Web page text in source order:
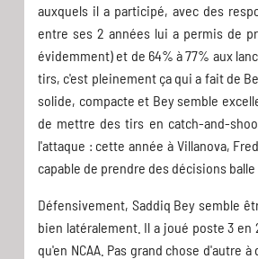
auxquels il a participé, avec des
entre ses 2 années lui a permis de
évidemment) et de 64% à 77% aux
tirs, c'est pleinement ça qui a fait de
solide, compacte et Bey semble
de mettre des tirs en catch-and-
l'attaque : cette année à Villanova,
capable de prendre des décisions balle
Défensivement, Saddiq Bey semble
bien latéralement. Il a joué poste 3
qu'en NCAA. Pas grand chose